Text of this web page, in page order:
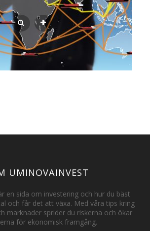
UMINOVAINVEST
en sida om investering och hur du bäst
och får det att växa. Med våra tips kring
marknader sprider du riskerna och ökar
för ekonomisk framgång.